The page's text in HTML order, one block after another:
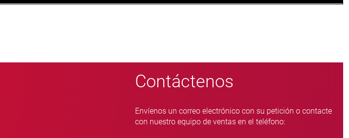
Contáctenos
Envíenos un correo electrónico con su petición o contacte
con nuestro equipo de ventas en el teléfono: